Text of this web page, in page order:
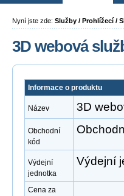
Nyní jste zde: Služby / Prohlížecí /
3D webová
Informace o produktu
Název 3D
Obchodní
kód
Výdejní
jednotka
Výdejní
Cena za